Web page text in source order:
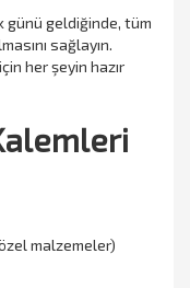
günü geldiğinde, tüm
sağlayın.
her şeyin hazır
malzemeler)